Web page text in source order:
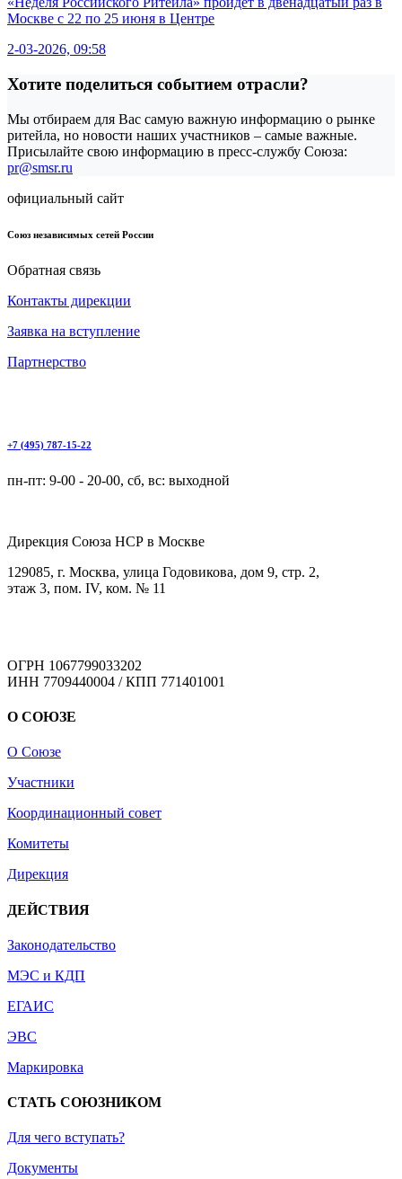
Москве с 22 по 25 июня в Центре
2-03-2026, 09:58
Хотите поделиться событием отрасли?
Мы отбираем для Вас самую важную информацию о рынке
ритейла, но новости наших участников – самые важные.
Присылайте свою информацию в пресс-службу Союза:
pr@smsr.ru
официальный сайт
Союз независимых сетей России
Обратная связь
Контакты дирекции
Заявка на вступление
Партнерство
+7 (495) 787-15-22
пн-пт: 9-00 - 20-00, сб, вс: выходной
Дирекция Cоюза НСР в Москве
129085, г. Москва, улица Годовикова, дом 9, стр. 2,
этаж 3, пом. IV, ком. № 11
ОГРН 1067799033202
ИНН 7709440004 / КПП 771401001
О СОЮЗЕ
О Союзе
Участники
Координационный совет
Комитеты
Дирекция
ДЕЙСТВИЯ
Законодательство
МЭС и КДП
ЕГАИС
ЭВС
Маркировка
СТАТЬ СОЮЗНИКОМ
Для чего вступать?
Документы